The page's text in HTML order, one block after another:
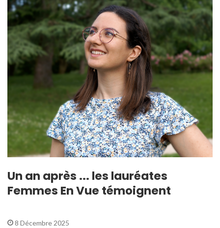
Un an après ... les lauréates
Femmes En Vue témoignent
8 Décembre 2025